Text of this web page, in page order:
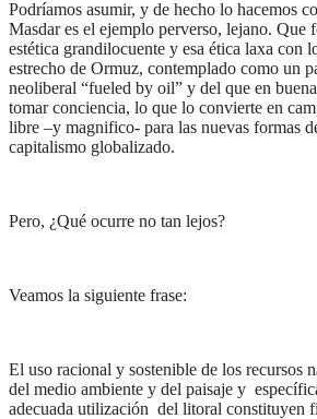
Podríamos asumir, y de hecho lo hacemos
Masdar es el ejemplo perverso, lejano. Que
estética grandilocuente y esa ética laxa con
estrecho de Ormuz, contemplado como un
neoliberal “fueled by oil” y del que en
tomar conciencia, lo que lo convierte en
libre –y magnifico- para las nuevas formas
capitalismo globalizado.
Pero, ¿Qué ocurre no tan lejos?
Veamos la siguiente frase:
El uso racional y sostenible de los recursos
del medio ambiente y del paisaje y
adecuada utilización del litoral constituyen